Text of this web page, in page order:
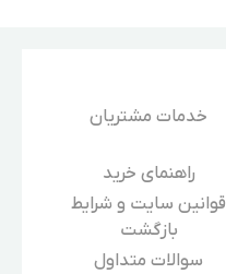
خدمات مشتریان
راهنمای خرید
قوانین سایت و شرایط
بازگشت
سوالات متداول